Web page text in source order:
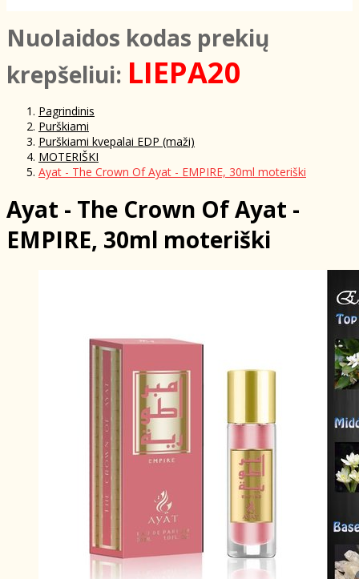
NuoIaidos kodas prekių
krepšeliui: LIEPA20
Pagrindinis
Purškiami
Purškiami kvepalai EDP (maži)
MOTERIŠKI
Ayat - The Crown Of Ayat - EMPIRE, 30ml moteriški
Ayat - The Crown Of Ayat -
EMPIRE, 30ml moteriški